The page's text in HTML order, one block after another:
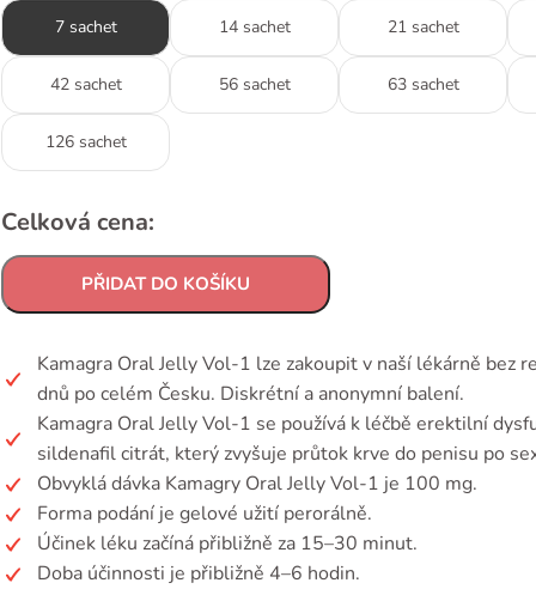
7 sachet 14 sachet 21 sachet
42 sachet 56 sachet 63 sachet
126 sachet
Celková cena:
PŘIDAT DO KOŠÍKU
Kamagra Oral Jelly Vol-1 lze zakoupit v naší lékárně bez
dnů po celém Česku. Diskrétní a anonymní balení.
Kamagra Oral Jelly Vol-1 se používá k léčbě erektilní
sildenafil citrát, který zvyšuje průtok krve do penisu po
Obvyklá dávka Kamagry Oral Jelly Vol-1 je 100 mg.
Forma podání je gelové užití perorálně.
Účinek léku začíná přibližně za 15–30 minut.
Doba účinnosti je přibližně 4–6 hodin.